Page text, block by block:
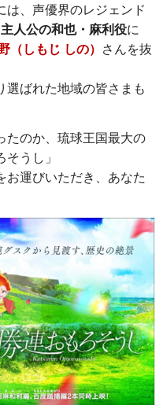
は、声優界のレジェンド
主人公の和也・麻利役に
（しもじ しの）
さんを抜
選ばれた地域の皆さまも
たのか、琉球王国最大の
うし」
お運びいただき、あなた